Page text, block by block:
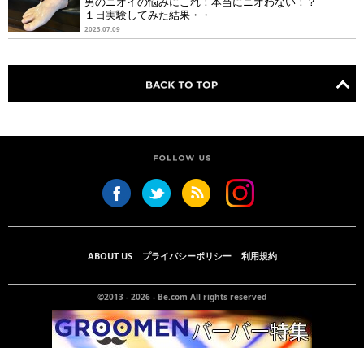
１日実験してみた結果・・
2023.07.09
ABOUT US プライバシーポリシー 利用規約
©2013 - 2026 - Be.com All rights reserved